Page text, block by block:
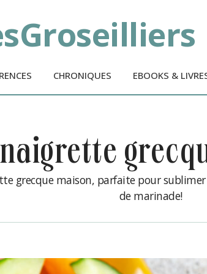
CHRONIQUES EBOOKS &
grecque maison, parfaite pour
de marinade!